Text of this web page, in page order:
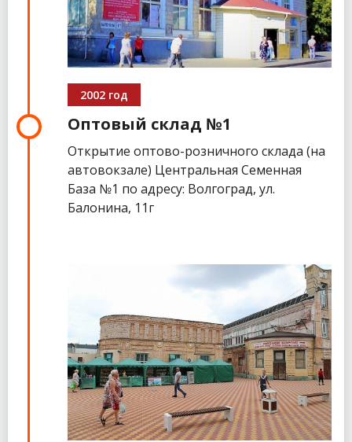
2002 год
Оптовый склад №1
Открытие оптово-розничного склада (на
автовокзале) Центральная Семенная
База №1 по адресу: Волгоград, ул.
Балонина, 11г